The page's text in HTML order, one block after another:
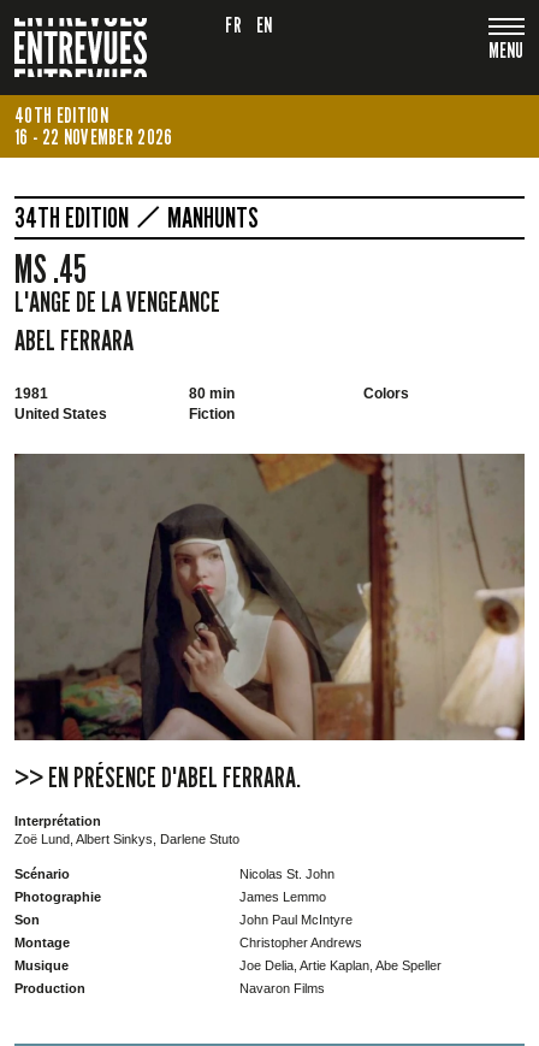
MENU
FR EN
40TH EDITION
16 - 22 NOVEMBER 2026
34TH EDITION MANHUNTS
MS .45
L'ANGE DE LA VENGEANCE
ABEL FERRARA
1981
United States
80 min
Fiction
Colors
>> EN PRÉSENCE D'ABEL FERRARA.
Interprétation
Zoë Lund, Albert Sinkys, Darlene Stuto
Scénario
Nicolas St. John
Photographie
James Lemmo
Son
John Paul McIntyre
Montage
Christopher Andrews
Musique
Joe Delia, Artie Kaplan, Abe Speller
Production
Navaron Films